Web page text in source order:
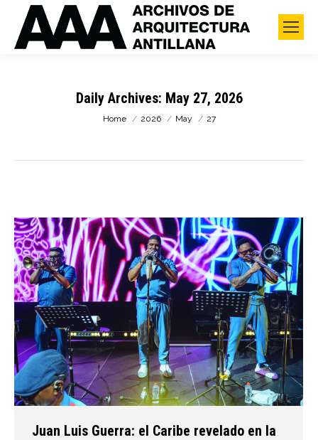
Daily Archives: May 27, 2026
You are here:
Home 2026 May 27
Juan Luis Guerra: el Caribe revelado en la